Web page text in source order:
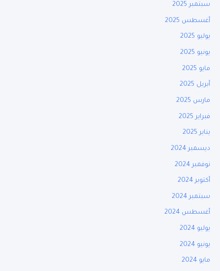
سبتمبر 2025
أغسطس 2025
يوليو 2025
يونيو 2025
مايو 2025
أبريل 2025
مارس 2025
فبراير 2025
يناير 2025
ديسمبر 2024
نوفمبر 2024
أكتوبر 2024
سبتمبر 2024
أغسطس 2024
يوليو 2024
يونيو 2024
مايو 2024